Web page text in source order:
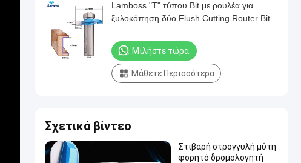
Lamboss "T" τύπου Bit με ρουλέα για
ξυλοκόπηση δύο Flush Cutting Router Bit
Μιλήστε τώρα.
Μάθετε Περισσότερα
Σχετικά βίντεο
Στιβαρή στρογγυλή μύτη
φορητό δρομολογητή